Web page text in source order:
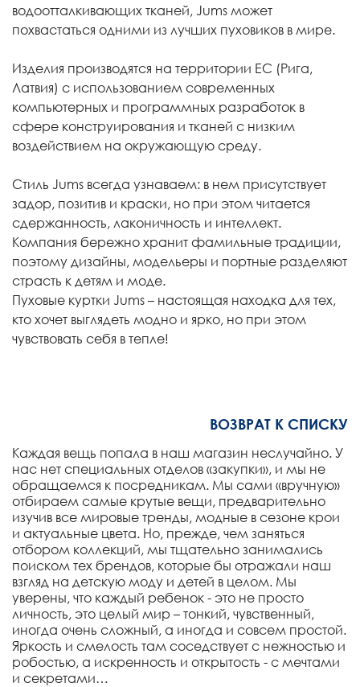
водоотталкивающих тканей, Jums может
похвастаться одними из лучших пуховиков в мире.
Изделия производятся на территории ЕС (Рига,
Латвия) с использованием современных
компьютерных и программных разработок в
сфере конструирования и тканей с низким
воздействием на окружающую среду.
Стиль Jums всегда узнаваем: в нем присутствует
задор, позитив и краски, но при этом читается
сдержанность, лаконичность и интеллект.
Компания бережно хранит фамильные традиции,
поэтому дизайны, модельеры и портные разделяют
страсть к детям и моде.
Пуховые куртки Jums – настоящая находка для тех,
кто хочет выглядеть модно и ярко, но при этом
чувствовать себя в тепле!
ВОЗВРАТ К СПИСКУ
Каждая вещь попала в наш магазин неслучайно. У
нас нет специальных отделов «закупки», и мы не
обращаемся к посредникам. Мы сами «вручную»
отбираем самые крутые вещи, предварительно
изучив все мировые тренды, модные в сезоне крои
и актуальные цвета. Но, прежде, чем заняться
отбором коллекций, мы тщательно занимались
поиском тех брендов, которые бы отражали наш
взгляд на детскую моду и детей в целом. Мы
уверены, что каждый ребенок - это не просто
личность, это целый мир – тонкий, чувственный,
иногда очень сложный, а иногда и совсем простой.
Яркость и смелость там соседствует с нежностью и
робостью, а искренность и открытость - с мечтами
и секретами…